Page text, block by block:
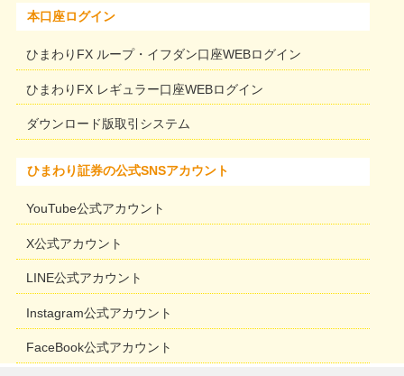
本口座ログイン
ひまわりFX ループ・イフダン口座WEBログイン
ひまわりFX レギュラー口座WEBログイン
ダウンロード版取引システム
ひまわり証券の公式SNSアカウント
YouTube公式アカウント
X公式アカウント
LINE公式アカウント
Instagram公式アカウント
FaceBook公式アカウント